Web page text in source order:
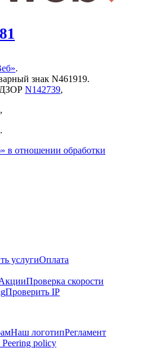
.
знак N461919.
N142739,
,
.
отношении обработки
услугиОплата
Проверка скорости
Проверить IP
Наш логотипРегламент
Peering policy